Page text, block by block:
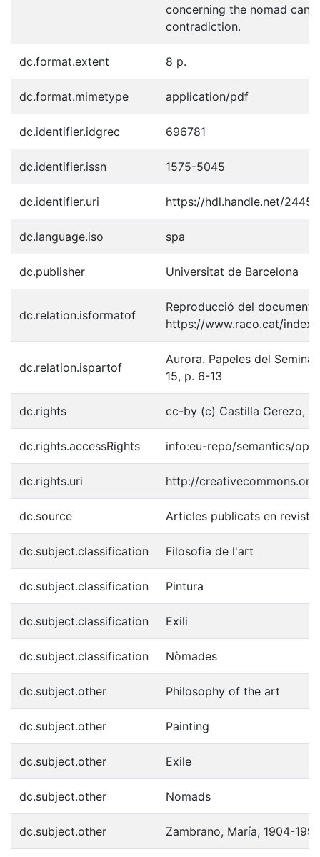
concerning the nomad can
contradiction.
dc.format.extent 8 p.
dc.format.mimetype application/pdf
dc.identifier.idgrec 696781
dc.identifier.issn 1575-5045
dc.identifier.uri https://hdl.handle.net/2445/
dc.language.iso spa
dc.publisher Universitat de Barcelona
dc.relation.isformatof
Reproducció del document
https://www.raco.cat/
dc.relation.ispartof
Aurora. Papeles del
15, p. 6-13
dc.rights cc-by (c) Castilla Cerezo,
dc.rights.accessRights info:eu-repo/semantics/
dc.rights.uri http://
dc.source Articles publicats en
dc.subject.classification Filosofia de l'art
dc.subject.classification Pintura
dc.subject.classification Exili
dc.subject.classification Nòmades
dc.subject.other Philosophy of the art
dc.subject.other Painting
dc.subject.other Exile
dc.subject.other Nomads
dc.subject.other Zambrano, María, 1904-1991